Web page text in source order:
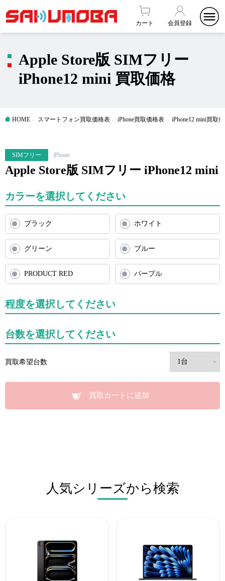
カート 会員登録
Apple Store版 SIMフリー
iPhone12 mini 買取価格
HOME スマートフォン買取価格表 iPhone買取価格表 iPhone12 mini買取
SIMフリー iPhone
Apple Store版 SIMフリー iPhone12 mini
カラーを選択してください
ブラック ホワイト
グリーン ブルー
PRODUCT RED パープル
程度を選択してください
台数を選択してください
買取希望台数
買取カートに追加
人気シリーズから検索